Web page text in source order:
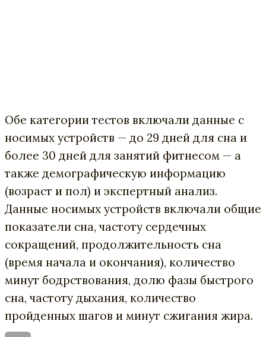
Обе категории тестов включали данные с
носимых устройств — до 29 дней для сна и
более 30 дней для занятий фитнесом — а
также демографическую информацию
(возраст и пол) и экспертный анализ.
Данные носимых устройств включали общие
показатели сна, частоту сердечных
сокращений, продолжительность сна
(время начала и окончания), количество
минут бодрствования, долю фазы быстрого
сна, частоту дыхания, количество
пройденных шагов и минут сжигания жира.